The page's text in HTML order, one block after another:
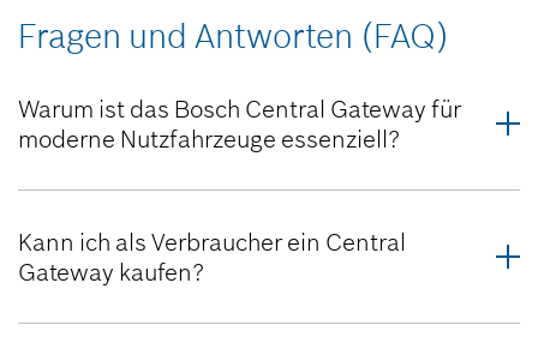
Fragen und Antworten (FAQ)
Warum ist das Bosch Central Gateway für
moderne Nutzfahrzeuge essenziell?
Kann ich als Verbraucher ein Central
Gateway kaufen?